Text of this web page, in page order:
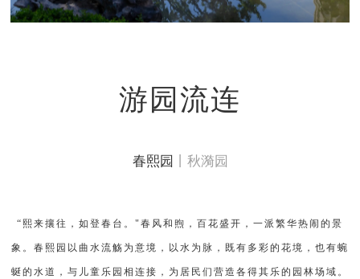
游园流连
春熙园 丨秋漪园
“熙来攘往，如登春台。"春风和煦，百花盛开，一派繁华热闹的景
象。春熙园以曲水流觞为意境，以水为脉，既有多彩的花境，也有蜿
蜒的水道，与儿童乐园相连接，为居民们营造各得其乐的园林场域。